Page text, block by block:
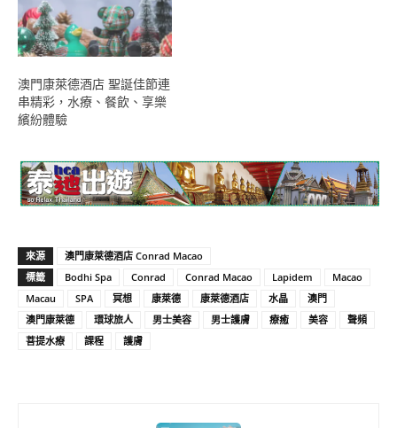
澳門康萊德酒店 聖誕佳節連
串精彩，水療、餐飲、享樂
繽紛體驗
來源
澳門康萊德酒店 Conrad Macao
標籤
Bodhi Spa Conrad Conrad Macao Lapidem
Macao
Macau
SPA 冥想 康萊德 康萊德酒店 水晶
澳門
澳門康萊德
環球旅人 男士美容 男士護膚 療癒 美容
聲頻
菩提水療
課程 護膚